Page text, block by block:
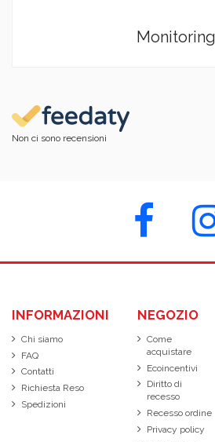
Monitoring
Non ci sono recensioni
INFORMAZIONI
Chi siamo
FAQ
Contatti
Richiesta Reso
Spedizioni
NEGOZIO
Come
acquistare
Ecoincentivi
Diritto di
recesso
Recesso ordine
Privacy policy